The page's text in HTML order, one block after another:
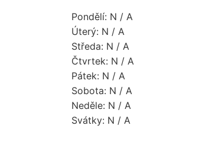
Pondělí: N / A
Úterý: N / A
Středa: N / A
Čtvrtek: N / A
Pátek: N / A
Sobota: N / A
Neděle: N / A
Svátky: N / A